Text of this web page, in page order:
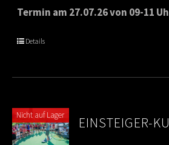
Termin am 27.07.26 von 09-11
Details
Nicht auf Lager
EINSTEIGER-